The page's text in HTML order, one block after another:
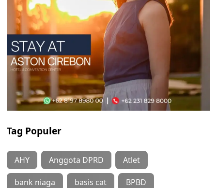
Tag Populer
AHY Anggota DPRD Atlet
bank niaga basis cat BPBD